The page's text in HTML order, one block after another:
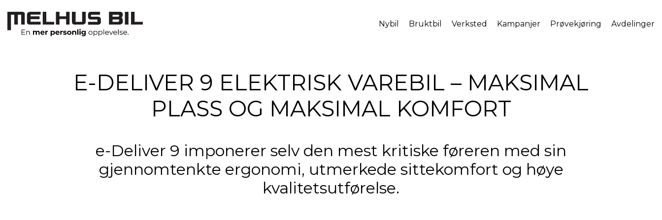
Nybil Bruktbil Verksted Kampanjer Prøvekjøring Avdelinger
E-DELIVER 9 ELEKTRISK VAREBIL – MAKSIMAL
PLASS OG MAKSIMAL KOMFORT
e-Deliver 9 imponerer selv den mest kritiske føreren med sin
gjennomtenkte ergonomi, utmerkede sittekomfort og høye
kvalitetsutførelse.